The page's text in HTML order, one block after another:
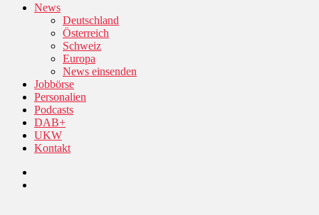
News
Deutschland
Österreich
Schweiz
Europa
News einsenden
Jobbörse
Personalien
Podcasts
DAB+
UKW
Kontakt